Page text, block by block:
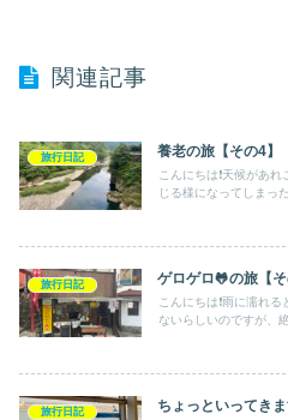
関連記事
旅行日記 養老の旅【その4】
こんにちは❗️天候があ
じる様になってしまっ
旅行日記 ゲロゲロ🐸の旅【そ
こんにちは❗️雨に濡れ
ないらしいのですが、
旅行日記 ちょっといってきま